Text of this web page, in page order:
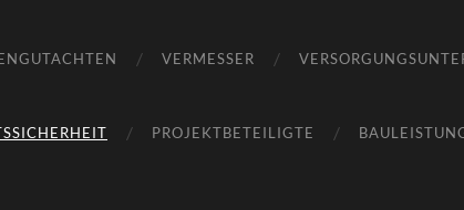
VERMESSER
PROJEKTBETEILIGTE